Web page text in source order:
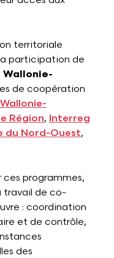
territoriale
participation de
Wallonie-
de coopération
Région, Interreg
du Nord-Ouest,
programmes,
de co-
: coordination
et de contrôle,
des